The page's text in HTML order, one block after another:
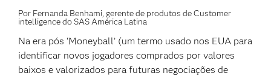
Por Fernanda Benhami, gerente de produtos de Customer
intelligence do SAS América Latina
Na era pós ‘Moneyball’ (um termo usado nos EUA para
identificar novos jogadores comprados por valores
baixos e valorizados para futuras negociações de